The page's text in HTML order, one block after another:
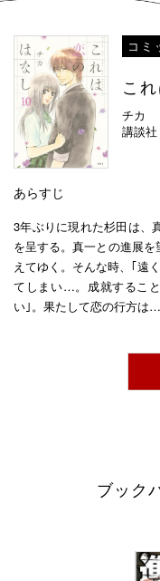
コミ
こ
チカ
講談社
あらすじ
3年ぶりに現れた杉田は、
を呈する。真一との進展
えてゆく。そんな時、｢遠
てしまい…。成就するこ
い｣。果たして恋の行方は…
ブック